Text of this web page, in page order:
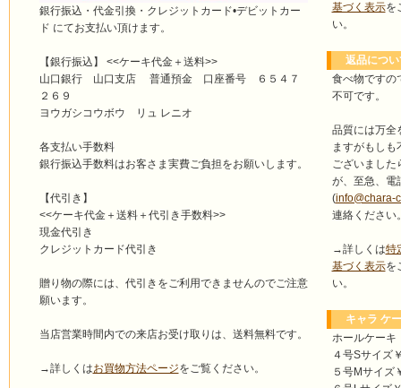
銀行振込・代金引換・クレジットカード•デビットカー
ド にてお支払い頂けます。
【銀行振込】 <<ケーキ代金＋送料>>
山口銀行 山口支店 普通預金 口座番号 ６５４７
２６９
ヨウガシコウボウ リュ レニオ
各支払い手数料
銀行振込手数料はお客さま実費ご負担をお願いします。
【代引き】
<<ケーキ代金＋送料＋代引き手数料>>
現金代引き
クレジットカード代引き
贈り物の際には、代引きをご利用できませんのでご注意
願います。
当店営業時間内での来店お受け取りは、送料無料です。
→詳しくはお買物方法ページをご覧ください。
基づく表示を
い。
返品につい
食べ物ですの
不可です。
品質には万全
ますがもしも
ございました
が、至急、電
(info@chara-
連絡ください
→詳しくは特
基づく表示を
い。
キャラ ケ
ホールケーキ
４号Sサイズ
５号Mサイズ